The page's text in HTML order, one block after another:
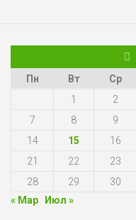
Пн
Вт Ср
1
2
7
8 9
14
15 16
21
22 23
28
29
30
« Мар
Июл »